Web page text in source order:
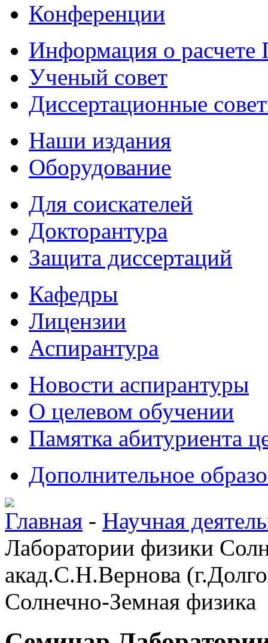
Конференции
Информация о
Ученый совет
Диссертационные
Наши издания
Оборудование
Для соискателей
Докторантура
Защита диссертаций
Кафедры
Лицензии
Аспирантура
Новости аспирантуры
О целевом обучении
Памятка абитуриента
Дополнительное
Главная - Научная
Лаборатории физики
акад.С.Н.Вернова
Солнечно-Земная физика